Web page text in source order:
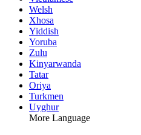
Welsh
Xhosa
Yiddish
Yoruba
Zulu
Kinyarwanda
Tatar
Oriya
Turkmen
Uyghur
More Language